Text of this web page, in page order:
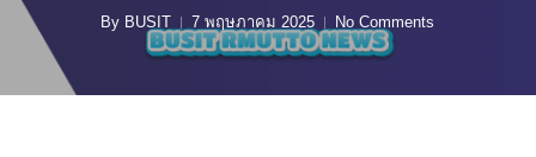
By BUSIT 7 พฤษภาคม 2025 No Comments